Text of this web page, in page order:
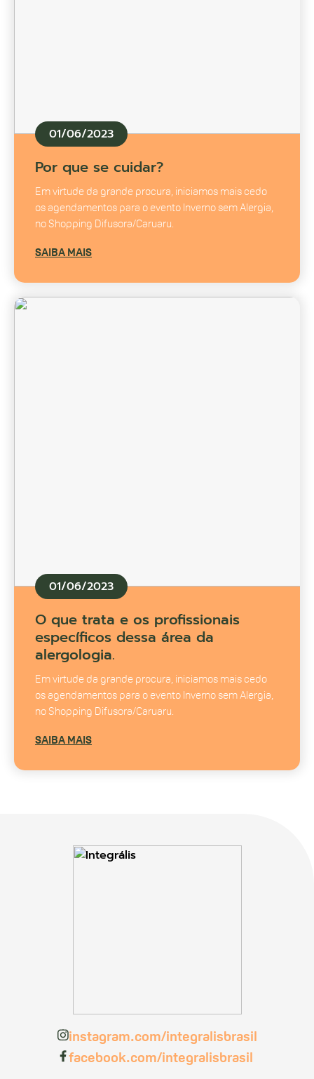
01/06/2023
Por que se cuidar?
Em virtude da grande procura, iniciamos mais cedo
os agendamentos para o evento Inverno sem Alergia,
no Shopping Difusora/Caruaru.
SAIBA MAIS
01/06/2023
O que trata e os profissionais
específicos dessa área da
alergologia.
Em virtude da grande procura, iniciamos mais cedo
os agendamentos para o evento Inverno sem Alergia,
no Shopping Difusora/Caruaru.
SAIBA MAIS
instagram.com/integralisbrasil
facebook.com/integralisbrasil